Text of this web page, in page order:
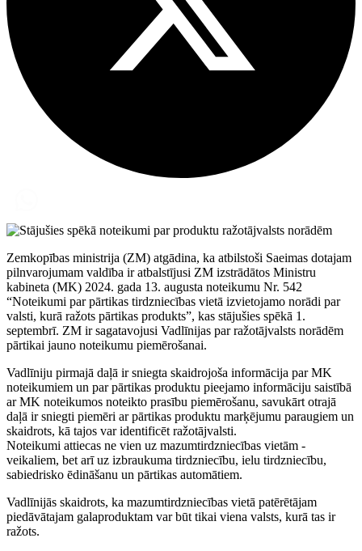
Zemkopības ministrija (ZM) atgādina, ka atbilstoši Saeimas dotajam
pilnvarojumam valdība ir atbalstījusi ZM izstrādātos Ministru
kabineta (MK) 2024. gada 13. augusta noteikumu Nr. 542
“Noteikumi par pārtikas tirdzniecības vietā izvietojamo norādi par
valsti, kurā ražots pārtikas produkts”, kas stājušies spēkā 1.
septembrī. ZM ir sagatavojusi Vadlīnijas par ražotājvalsts norādēm
pārtikai jauno noteikumu piemērošanai.
Vadlīniju pirmajā daļā ir sniegta skaidrojoša informācija par MK
noteikumiem un par pārtikas produktu pieejamo informāciju saistībā
ar MK noteikumos noteikto prasību piemērošanu, savukārt otrajā
daļā ir sniegti piemēri ar pārtikas produktu marķējumu paraugiem un
skaidrots, kā tajos var identificēt ražotājvalsti.
Noteikumi attiecas ne vien uz mazumtirdzniecības vietām -
veikaliem, bet arī uz izbraukuma tirdzniecību, ielu tirdzniecību,
sabiedrisko ēdināšanu un pārtikas automātiem.
Vadlīnijās skaidrots, ka mazumtirdzniecības vietā patērētājam
piedāvātajam galaproduktam var būt tikai viena valsts, kurā tas ir
ražots.